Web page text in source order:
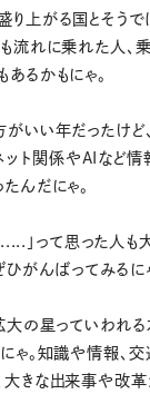
り上がる国とそう
も流れに乗れた人、
るかもにゃ。
がいい年だったけど
ット関係やAIなど情
んだにゃ。
......」って思った人
がんばってみるに
の星っていわれる
ゃ。知識や情報、
大きな出来事や改